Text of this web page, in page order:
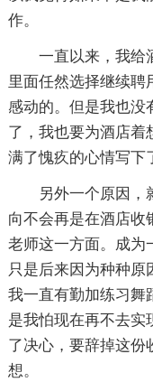
作。
一直以来，我给
里面任然选择继续聘
感动的。但是我也没
了，我也要为酒店着
满了愧疚的心情写下
另外一个原因，
向不会再是在酒店收
老师这一方面。成为
只是后来因为种种原
我一直有勤加练习舞
是我怕现在再不去实
了决心，要辞掉这份
想。